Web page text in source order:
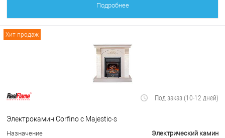
Подробнее
Хит продаж
Под заказ (10-12 дней)
Электрокамин Corfino с Majestic-s
Назначение
Электрический камин